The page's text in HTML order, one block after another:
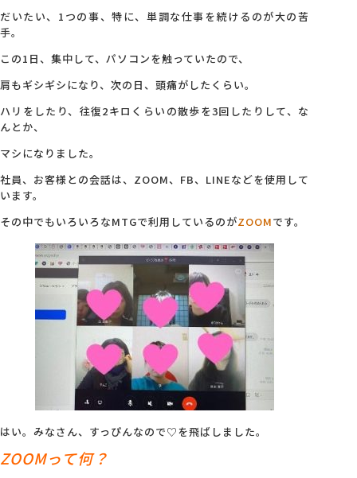
だいたい、1つの事、特に、単調な仕事を続けるのが大の苦
手。
この1日、集中して、パソコンを触っていたので、
肩もギシギシになり、次の日、頭痛がしたくらい。
ハリをしたり、往復2キロくらいの散歩を3回したりして、な
んとか、
マシになりました。
社員、お客様との会話は、ZOOM、FB、LINEなどを使用して
います。
その中でもいろいろなMTGで利用しているのがZOOMです。
はい。みなさん、すっぴんなので♡を飛ばしました。
ZOOMって何？